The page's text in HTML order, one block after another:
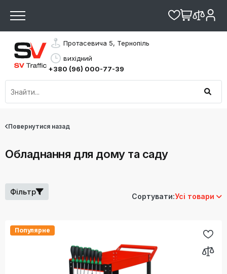
Протасевича 5, Тернопіль
вихідний
+380 (96) 000-77-39
Повернутися назад
Обладнання для дому та саду
Фільтр Сортувати:Усі товари
Популярне